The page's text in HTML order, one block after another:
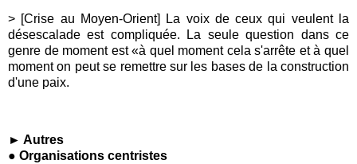
> [Crise au Moyen-Orient] La voix de ceux qui veulent la
désescalade est compliquée. La seule question dans ce
genre de moment est «à quel moment cela s'arrête et à quel
moment on peut se remettre sur les bases de la construction
d'une paix.
► Autres
● Organisations centristes